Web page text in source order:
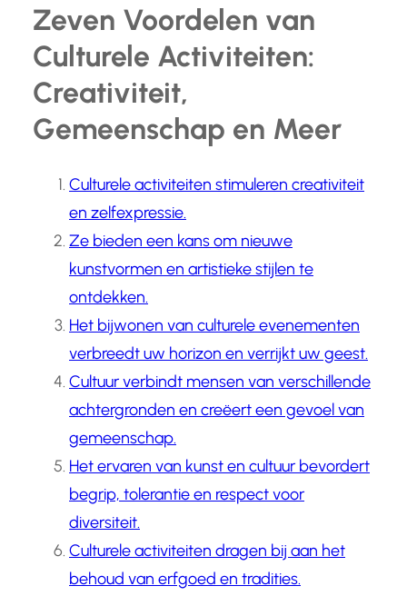
Zeven Voordelen van
Culturele Activiteiten:
Creativiteit,
Gemeenschap en Meer
Culturele activiteiten stimuleren creativiteit
en zelfexpressie.
Ze bieden een kans om nieuwe
kunstvormen en artistieke stijlen te
ontdekken.
Het bijwonen van culturele evenementen
verbreedt uw horizon en verrijkt uw geest.
Cultuur verbindt mensen van verschillende
achtergronden en creëert een gevoel van
gemeenschap.
Het ervaren van kunst en cultuur bevordert
begrip, tolerantie en respect voor
diversiteit.
Culturele activiteiten dragen bij aan het
behoud van erfgoed en tradities.